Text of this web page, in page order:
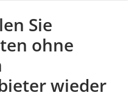
Sie
ohne
wieder